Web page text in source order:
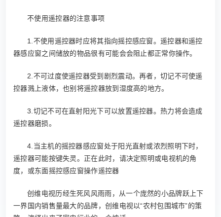
不使用遥控器的注意事项
1.不使用遥控器时应将其指向摇控感应窗。遥控器和遥控
器感应窗之间储放的物品很有可能会会阻止都正常你操作。
2.不可过度使遥控器受到剧烈震动。再者，切记不可使遥
控器溅上液体，也别将遥控器放到湿度高的地方。
3.切记不可在直射阳光下可以放置遥控器。热力将会造成
遥控器磨损。
4.当主机的摇控器感应窗处于阳光直射或浓烈照明下时，
遥控器可能按键失灵。正在此时，请决定照明或电视机的角
度，或东面摇控感应窗操作遥控器
创维电视历经生死风风雨雨，从一个庞然的小品牌跃上下
一界国内销售量最大的品牌，创维电视以“农村包围城市”的策